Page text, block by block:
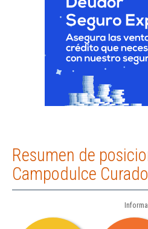
Resumen de
Campodulce